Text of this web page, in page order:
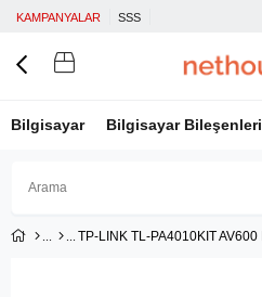
KAMPANYALAR SSS
Bilgisayar Bilgisayar Bileşenleri